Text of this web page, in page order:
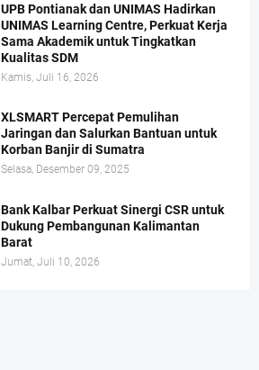
UPB Pontianak dan UNIMAS Hadirkan
UNIMAS Learning Centre, Perkuat Kerja
Sama Akademik untuk Tingkatkan
Kualitas SDM
Kamis, Juli 16, 2026
XLSMART Percepat Pemulihan
Jaringan dan Salurkan Bantuan untuk
Korban Banjir di Sumatra
Selasa, Desember 09, 2025
Bank Kalbar Perkuat Sinergi CSR untuk
Dukung Pembangunan Kalimantan
Barat
Jumat, Juli 10, 2026